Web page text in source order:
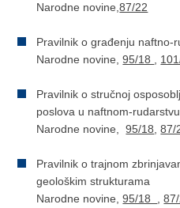
Narodne novine,87/22
Pravilnik o građenju naftno-
Narodne novine,95/18
Pravilnik o stručnoj
poslova u naftnom-rudarstvu
Narodne novine,95/18 ,87/
Pravilnik o trajnom
geološkim strukturama
Narodne novine,95/18 ,